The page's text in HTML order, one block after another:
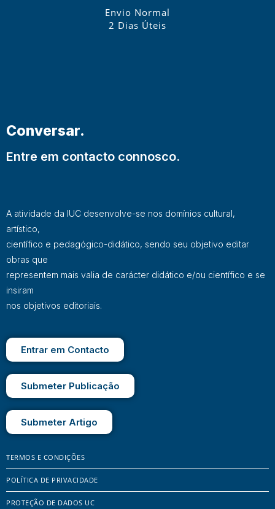
Envio Normal
2 Dias Úteis
Conversar.
Entre em contacto connosco.
A atividade da IUC desenvolve-se nos domínios cultural,
artístico,
científico e pedagógico-didático, sendo seu objetivo editar
obras que
representem mais valia de carácter didático e/ou científico e se
insiram
nos objetivos editoriais.
Entrar em Contacto
Submeter Publicação
Submeter Artigo
TERMOS E CONDIÇÕES
POLÍTICA DE PRIVACIDADE
PROTEÇÃO DE DADOS UC